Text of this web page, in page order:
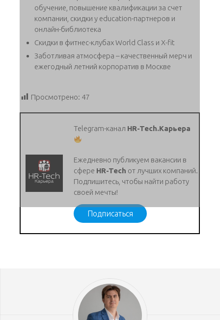
обучение, повышение квалификации за счет
компании, скидки у education-партнеров и
онлайн-библиотека
Скидки в фитнес-клубах World Class и X-fit
Заботливая атмосфера – качественный мерч и
ежегодный летний корпоратив в Москве
Просмотрено: 47
Telegram-канал HR-Tech.Карьера
Ежедневно публикуем вакансии в
сфере HR-Tech от лучших компаний.
Подпишитесь, чтобы найти работу
своей мечты!
Подписаться